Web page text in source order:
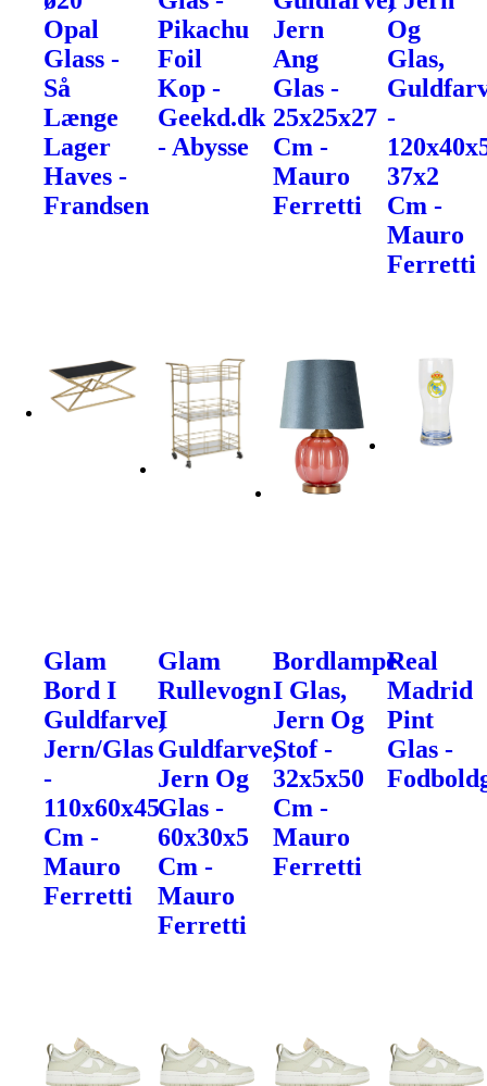
Opal
Glass -
Så
Længe
Lager
Haves -
Frandsen
Pikachu
Foil
Kop -
Geekd.dk
- Abysse
Jern
Ang
Glas -
25x25x27
Cm -
Mauro
Ferretti
Og
Glas,
-
37x2
Cm -
Mauro
Ferretti
Glam
Bord I
Guldfarve,
Jern/Glas
-
110x60x45
Cm -
Mauro
Ferretti
Glam
Rullevogn
I
Guldfarve,
Jern Og
Glas -
60x30x5
Cm -
Mauro
Ferretti
Bordlampe
I Glas,
Jern Og
Stof -
32x5x50
Cm -
Mauro
Ferretti
Real
Madrid
Pint
Glas -